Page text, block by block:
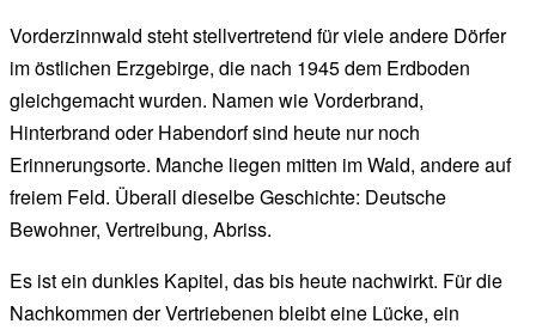
Vorderzinnwald steht stellvertretend für viele andere Dörfer
im östlichen Erzgebirge, die nach 1945 dem Erdboden
gleichgemacht wurden. Namen wie Vorderbrand,
Hinterbrand oder Habendorf sind heute nur noch
Erinnerungsorte. Manche liegen mitten im Wald, andere auf
freiem Feld. Überall dieselbe Geschichte: Deutsche
Bewohner, Vertreibung, Abriss.
Es ist ein dunkles Kapitel, das bis heute nachwirkt. Für die
Nachkommen der Vertriebenen bleibt eine Lücke, ein